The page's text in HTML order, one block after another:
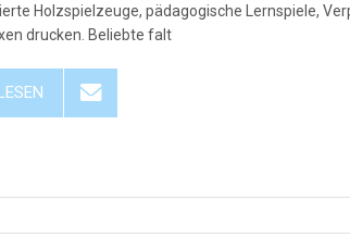
Holzspielzeuge, pädagogische Lernspiele,
drucken. Beliebte falt